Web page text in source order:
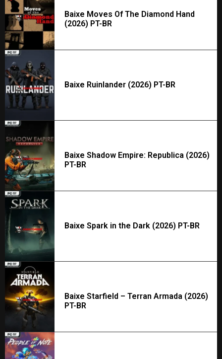
Baixe Moves Of The Diamond Hand
(2026) PT-BR
Baixe Ruinlander (2026) PT-BR
Baixe Shadow Empire: Republica (2026)
PT-BR
Baixe Spark in the Dark (2026) PT-BR
Baixe Starfield – Terran Armada (2026)
PT-BR